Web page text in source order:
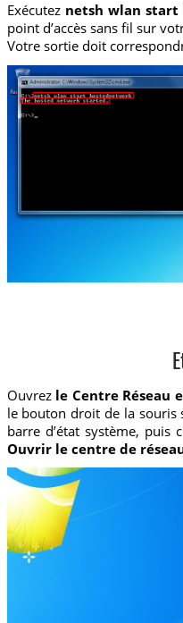
Exécutez netsh wlan
point d’accès sans fil sur
Votre sortie doit
Ouvrez le Centre Réseau
le bouton droit de la souris
barre d’état système, puis
Ouvrir le centre de